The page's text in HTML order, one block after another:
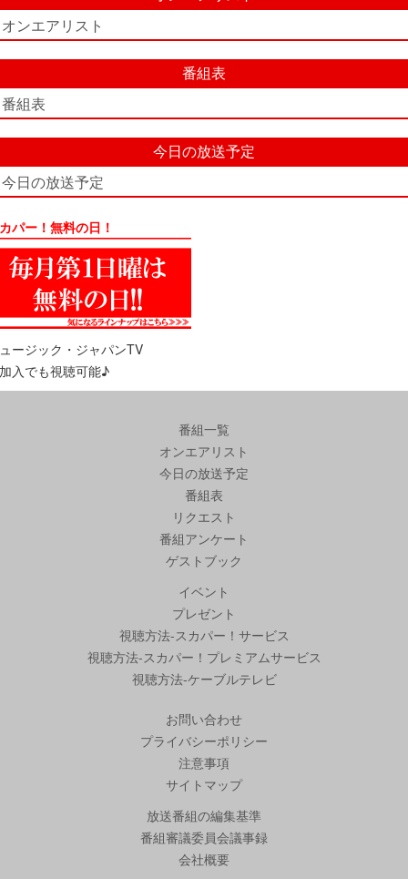
オンエアリスト
番組表
番組表
今日の放送予定
今日の放送予定
パー！無料の日！
ージック・ジャパンTV
入でも視聴可能♪
番組一覧
オンエアリスト
今日の放送予定
番組表
リクエスト
番組アンケート
ゲストブック
イベント
プレゼント
視聴方法-スカパー！サービス
視聴方法-スカパー！プレミアムサービス
視聴方法-ケーブルテレビ
お問い合わせ
プライバシーポリシー
注意事項
サイトマップ
放送番組の編集基準
番組審議委員会議事録
会社概要